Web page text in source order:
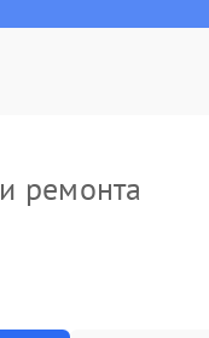
контроллера
ремонта